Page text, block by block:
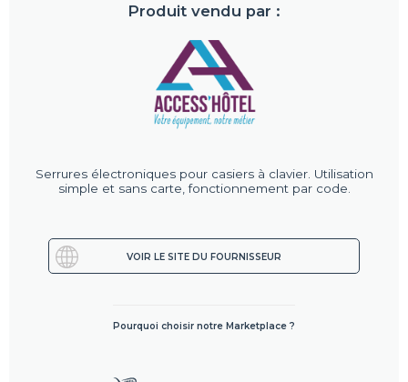
Produit vendu par :
Serrures électroniques pour casiers à clavier. Utilisation
simple et sans carte, fonctionnement par code.
VOIR LE SITE DU FOURNISSEUR
Pourquoi choisir notre Marketplace ?